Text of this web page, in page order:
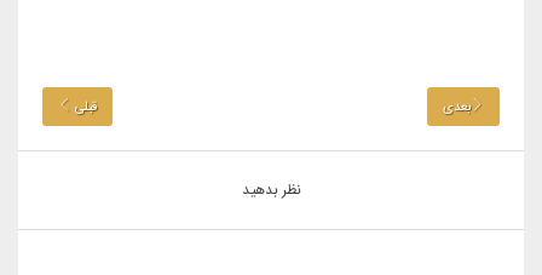
بعدی قبلی
نظر بدهید